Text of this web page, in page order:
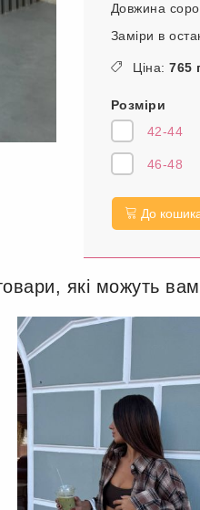
Довжина
Заміри в
Ціна: 765
Розміри
42-44
46-48
До
які можуть